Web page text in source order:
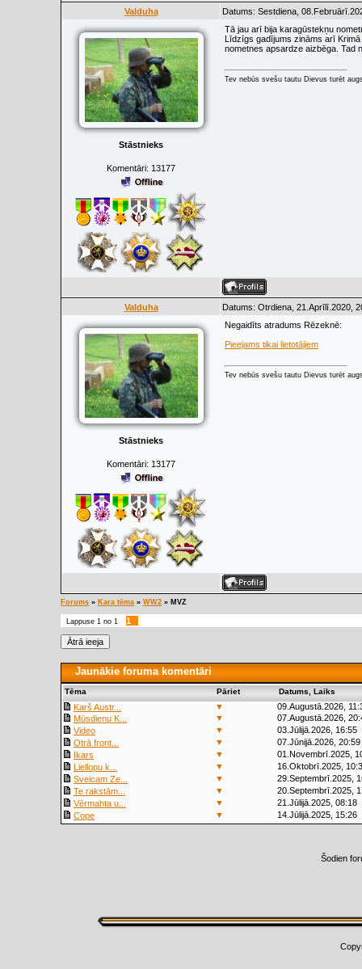
Valduha Datums: Sestdiena,
Stāstnieks
Komentāri: 13177
Tā jau arī bija karagūstekņu
Līdzīgs gadījums zināms arī
nometnes apsardze aizbēga. Tad
Tev nebūs svešu tautu Dievus turēt
Valduha Datums: Otrdiena, 21.Aprīlī.2020,
Stāstnieks
Komentāri: 13177
Negaidīts atradums Rēzeknē:
Pieejams tikai lietotājiem
Tev nebūs svešu tautu Dievus turēt
Forums » Kara tēma » WW2 » MVZ
Lappuse 1 no 1 1
Jaunākie foruma komentāri
Tēma Pāriet Datums, Laiks
Karš Austr... ▼
09.Augustā.2026,
Mūsdienu K...
▼
07.Augustā.2026,
Video
▼
03.Jūlijā.2026, 16:55
Otrā front...
▼
07.Jūnijā.2026, 20:59
Ikars
▼
01.Novembrī.2025,
Liellopu k...
▼
16.Oktobrī.2025,
Sveicam Ze...
▼
29.Septembrī.2025,
Te rakstām...
▼
20.Septembrī.2025,
Vērmahta u...
▼
21.Jūlijā.2025, 08:18
Cope
▼ 14.Jūlijā.2025, 15:26
Šodien